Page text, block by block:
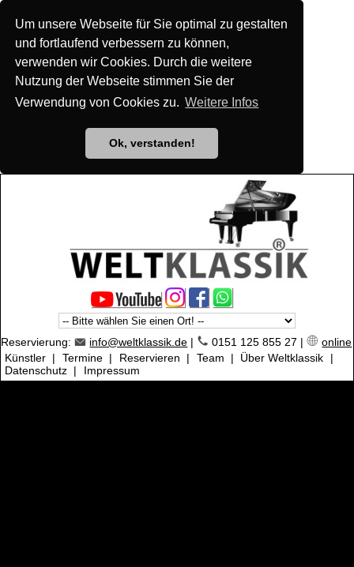
Um unsere Webseite für Sie optimal zu gestalten
und fortlaufend verbessern zu können,
verwenden wir Cookies. Durch die weitere
Nutzung der Webseite stimmen Sie der
Verwendung von Cookies zu. Weitere Infos
Ok, verstanden!
Reservierung: info@weltklassik.de | 0151 125 855 27 |
online
Künstler | Termine | Reservieren | Team | Über Weltklassik
|
Datenschutz | Impressum